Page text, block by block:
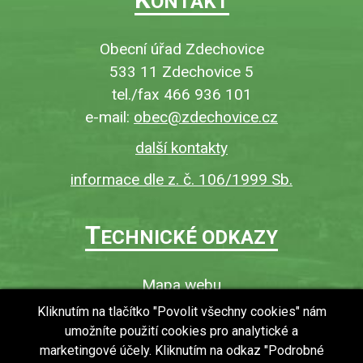
Obecní úřad Zdechovice
533 11 Zdechovice 5
tel./fax 466 936 101
e-mail: obec@zdechovice.cz
další kontakty
informace dle z. č. 106/1999 Sb.
TECHNICKÉ ODKAZY
Mapa webu
O webu
Povinně zveřejňované informace
Kliknutím na tlačítko "Povolit všechny cookies" nám
umožníte použití cookies pro analytické a
marketingové účely. Kliknutím na odkaz "Podrobné